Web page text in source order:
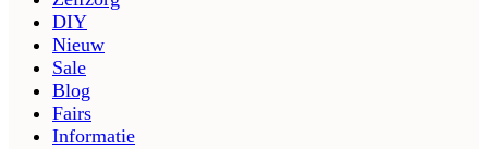
DIY
Nieuw
Sale
Blog
Fairs
Informatie